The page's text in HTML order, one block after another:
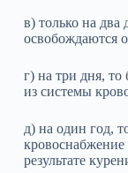
в) только на два
освобождаются
г) на три дня, то
из системы
д) на один год,
кровоснабжение
результате